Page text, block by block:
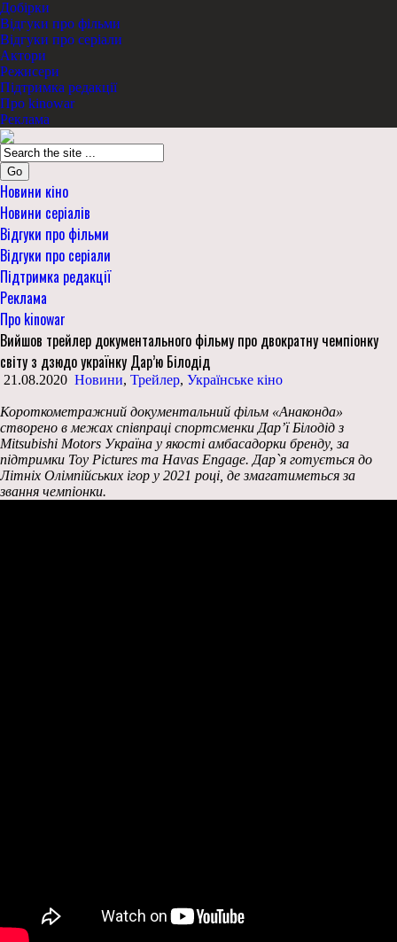
Добірки
Відгуки про фільми
Відгуки про серіали
Актори
Режисери
Підтримка редакції
Про kinowar
Реклама
Go
Новини кіно
Новини серіалів
Відгуки про фільми
Відгуки про серіали
Підтримка редакції
Реклама
Про kinowar
Вийшов трейлер документального фільму про двократну чемпіонку
світу з дзюдо українку Дар’ю Білодід
21.08.2020 Новини, Трейлер, Українське кіно
Короткометражний документальний фільм «Анаконда»
створено в межах співпраці спортсменки Дар’ї Білодід з
Mitsubishi Motors Україна у якості амбасадорки бренду, за
підтримки Toy Pictures та Havas Engage. Дар`я готується до
Літніх Олімпійських ігор у 2021 році, де змагатиметься за
звання чемпіонки.